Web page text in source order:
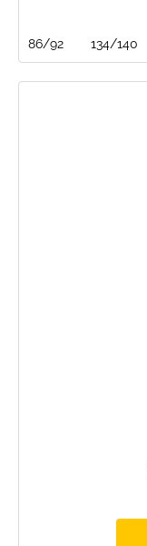
86/92 134/140